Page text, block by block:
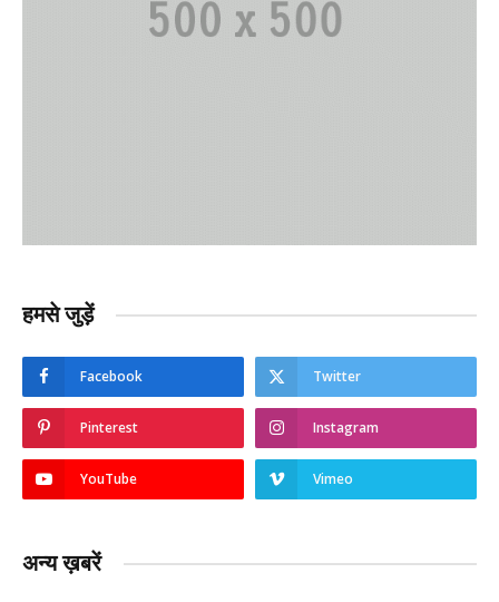
हमसे जुड़ें
Facebook Twitter
Pinterest Instagram
YouTube Vimeo
अन्य ख़बरें